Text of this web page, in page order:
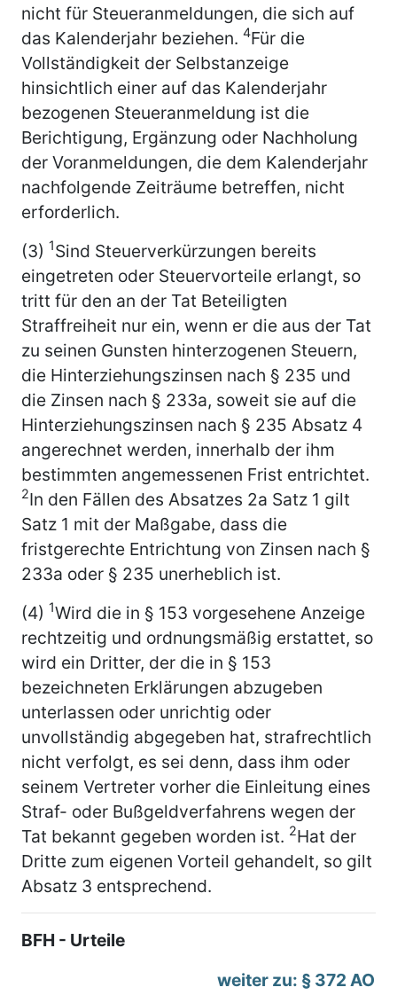
nicht für Steueranmeldungen, die sich auf
das Kalenderjahr beziehen. 4Für die
Vollständigkeit der Selbstanzeige
hinsichtlich einer auf das Kalenderjahr
bezogenen Steueranmeldung ist die
Berichtigung, Ergänzung oder Nachholung
der Voranmeldungen, die dem Kalenderjahr
nachfolgende Zeiträume betreffen, nicht
erforderlich.
(3) 1Sind Steuerverkürzungen bereits
eingetreten oder Steuervorteile erlangt, so
tritt für den an der Tat Beteiligten
Straffreiheit nur ein, wenn er die aus der Tat
zu seinen Gunsten hinterzogenen Steuern,
die Hinterziehungszinsen nach § 235 und
die Zinsen nach § 233a, soweit sie auf die
Hinterziehungszinsen nach § 235 Absatz 4
angerechnet werden, innerhalb der ihm
bestimmten angemessenen Frist entrichtet.
2In den Fällen des Absatzes 2a Satz 1 gilt
Satz 1 mit der Maßgabe, dass die
fristgerechte Entrichtung von Zinsen nach §
233a oder § 235 unerheblich ist.
(4) 1Wird die in § 153 vorgesehene Anzeige
rechtzeitig und ordnungsmäßig erstattet, so
wird ein Dritter, der die in § 153
bezeichneten Erklärungen abzugeben
unterlassen oder unrichtig oder
unvollständig abgegeben hat, strafrechtlich
nicht verfolgt, es sei denn, dass ihm oder
seinem Vertreter vorher die Einleitung eines
Straf- oder Bußgeldverfahrens wegen der
Tat bekannt gegeben worden ist. 2Hat der
Dritte zum eigenen Vorteil gehandelt, so gilt
Absatz 3 entsprechend.
BFH - Urteile
weiter zu: § 372 AO